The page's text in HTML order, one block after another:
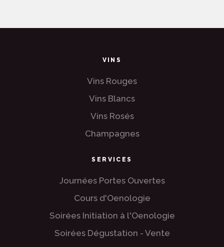
VINS
Vins Rouges
Vins Blancs
Vins Rosés
Champagnes
SERVICES
Journées Portes Ouvertes
Cours d'Oenologie
Soirées Initiation à l'Oenologie
Soirées Dégustation - Vente